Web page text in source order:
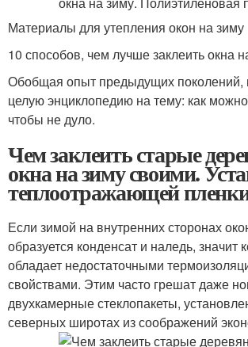
Материалы для утепления окон на зиму
10 способов, чем лучше заклеить окна
Обобщая опыт предыдущих поколений,
целую энциклопедию на тему: как можно
чтобы не дуло.
Чем заклеить старые
окна на зиму своими.
теплоотражающей
Если зимой на внутренних сторонах
образуется конденсат и наледь, значит
обладает недостаточными
свойствами. Этим часто грешат даже
двухкамерные стеклопакеты,
северных широтах из соображений